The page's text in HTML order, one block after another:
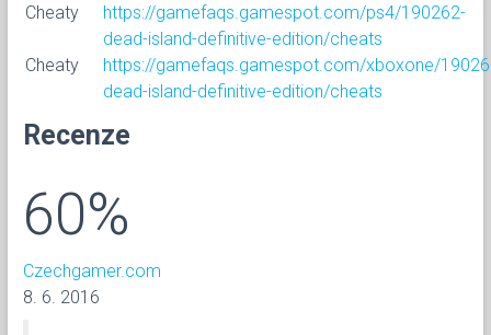
Cheaty
https://gamefaqs.gamespot.com/ps4/190262-
dead-island-definitive-edition/cheats
Cheaty
https://gamefaqs.gamespot.com/xboxone/
dead-island-definitive-edition/cheats
Recenze
60%
Czechgamer.com
8. 6. 2016